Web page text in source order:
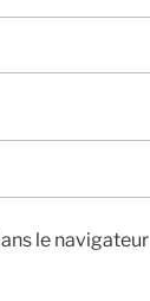
le navigateur